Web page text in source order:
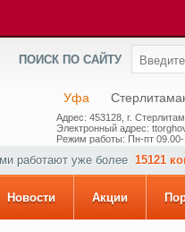
ПОИСК ПО САЙТУ
Уфа
Адрес: 453128, г.
Электронный адрес:
Режим работы: Пн-пт
работают уже более 15121
Новости Акции